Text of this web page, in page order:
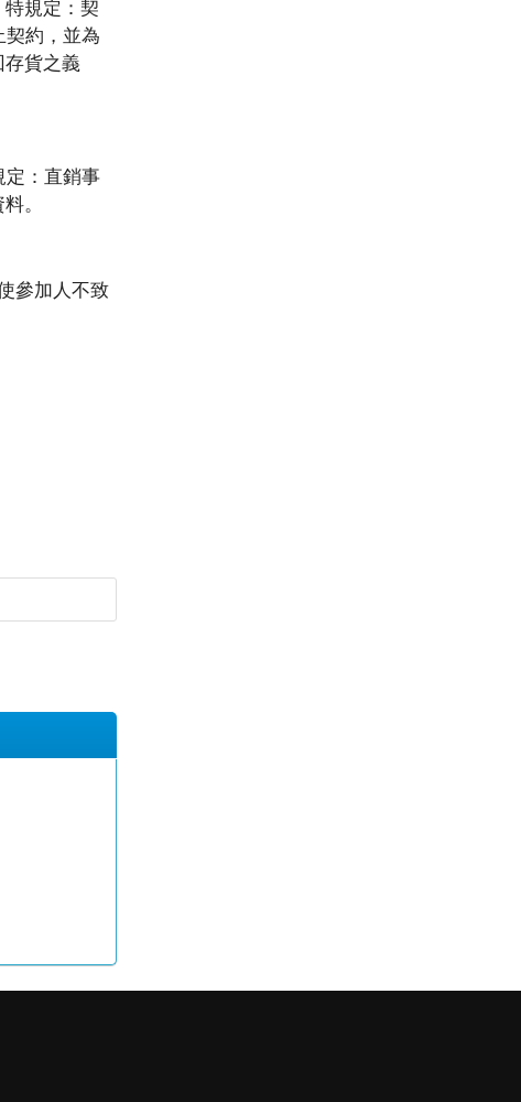
規定：契
契約，並為
貨之義
定：直銷事
。
參加人不致